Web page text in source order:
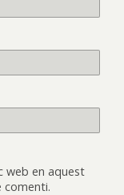
web en aquest
comenti.